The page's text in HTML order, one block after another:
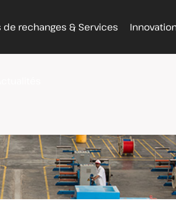
de rechanges & Services